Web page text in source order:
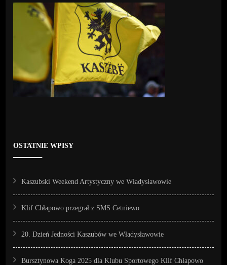
OSTATNIE WPISY
Kaszubski Weekend Artystyczny we Władysławowie
Klif Chłapowo przegrał z SMS Cetniewo
20. Dzień Jedności Kaszubów we Władysławowie
Bursztynowa Koga 2025 dla Klubu Sportowego Klif Chłapowo